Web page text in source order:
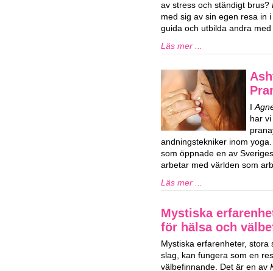
av stress och ständigt brus?
med sig av sin egen resa in
guida och utbilda andra
Läs mer ...
I
har
andningstekniker inom
som öppnade en av
arbetar med världen som
Läs mer ...
Mystiska
för hälsa och
Mystiska erfarenheter, stora
slag, kan fungera som en
välbefinnande. Det är en av